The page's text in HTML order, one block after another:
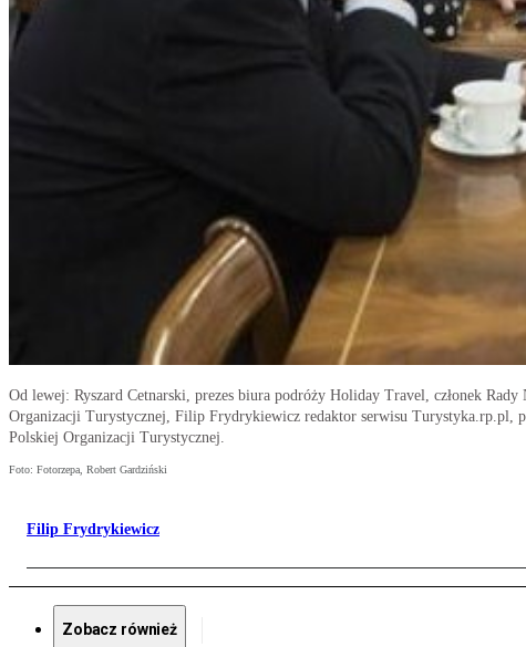
Od lewej: Ryszard Cetnarski, prezes biura podróży Holiday Travel, członek
Organizacji Turystycznej, Filip Frydrykiewicz redaktor serwisu Turystyka.rp.pl,
Polskiej Organizacji Turystycznej.
Foto: Fotorzepa, Robert Gardziński
Filip Frydrykiewicz
Zobacz również